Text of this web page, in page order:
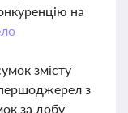
на
змісту
з
за добу